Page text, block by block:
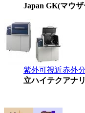
Japan GK(マウ
紫外可視近赤外
立ハイテクアナ